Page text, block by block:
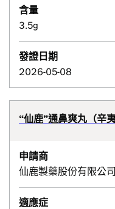
含量
3.5g
發證日期
2026-05-08
“仙鹿”通鼻爽丸（辛夷
申請商
仙鹿製藥股份有限公司
適應症